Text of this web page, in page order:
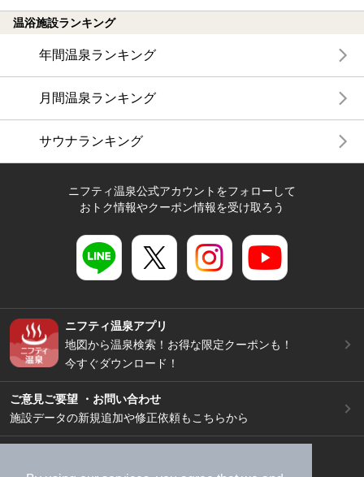
温浴施設ランキング
年間温泉ランキング
月間温泉ランキング
サウナランキング
ニフティ温泉公式アカウントをフォローして
おトク情報やクーポン情報を受け取ろう
ニフティ温泉アプリ
地図から温泉検索！お得な限定クーポンも！
今すぐダウンロード！
ご意見ご要望 ・お問い合わせ
施設データの新規追加や修正依頼もこちらから